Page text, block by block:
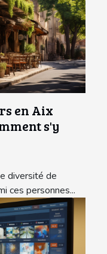
en Aix
s'y
diversité de
ces personnes...